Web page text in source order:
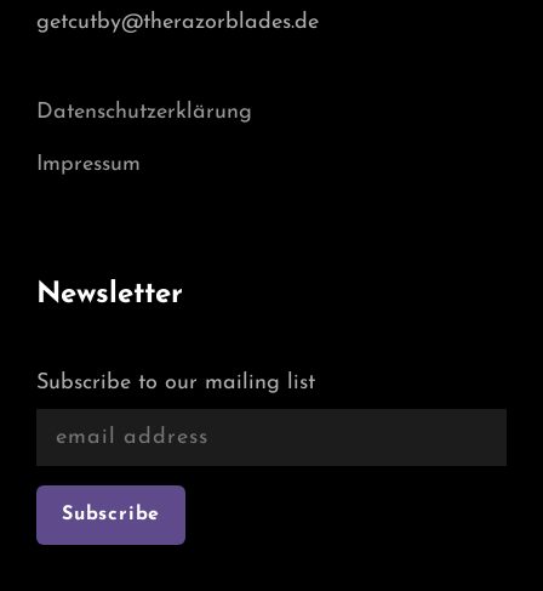
getcutby@therazorblades.de
Datenschutzerklärung
Impressum
Newsletter
Subscribe to our mailing list